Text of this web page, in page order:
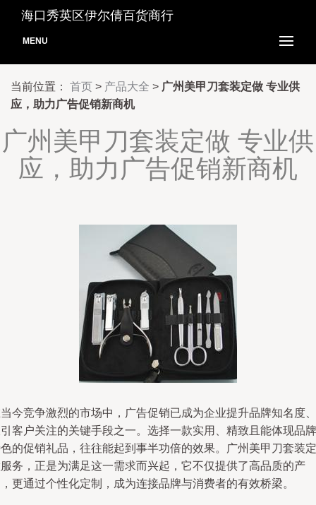
海口秀英区伊尔倩百货商行
MENU
当前位置： 首页 > 产品大全 > 广州美甲刀套装定做 专业供
应，助力广告促销新商机
广州美甲刀套装定做 专业供
应，助力广告促销新商机
今竞争激烈的市场中，广告促销已成为企业提升品牌知名度、
客户关注的关键手段之一。选择一款实用、精致且能体现品牌
的促销礼品，往往能起到事半功倍的效果。广州美甲刀套装定
务，正是为满足这一需求而兴起，它不仅提供了高品质的产
更通过个性化定制，成为连接品牌与消费者的有效桥梁。